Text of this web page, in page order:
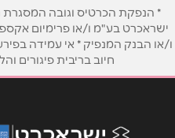
טלפון *
* הנפקת הכרטיס וגובה
ישראכרט בע"מ ו/או פרימיום
ו/או הבנק המנפיק * אי עמידה
חיוב בריבית פיגורים